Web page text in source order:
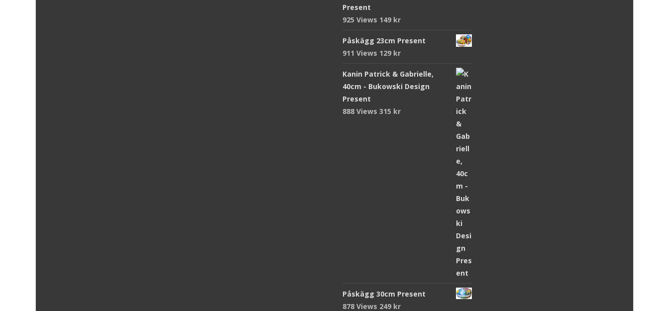
Present
925 Views 149 kr
Påskägg 23cm Present
911 Views 129 kr
Kanin Patrick & Gabrielle,
40cm - Bukowski Design
Present
888 Views 315 kr
Påskägg 30cm Present
878 Views 249 kr